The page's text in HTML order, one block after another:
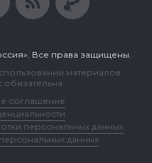
Все права защищены.
материалов
соглашение
персональных данных
данных